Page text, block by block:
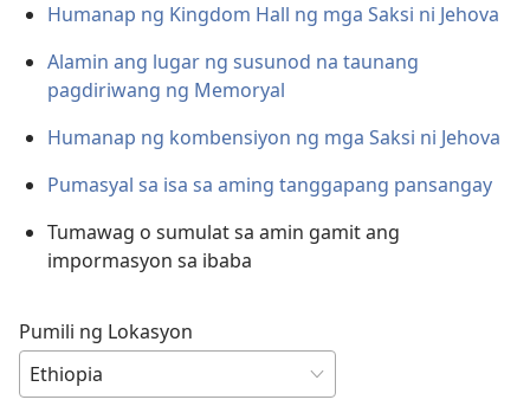
Humanap ng Kingdom Hall ng mga Saksi ni Jehova
Alamin ang lugar ng susunod na taunang
pagdiriwang ng Memoryal
Humanap ng kombensiyon ng mga Saksi ni Jehova
Pumasyal sa isa sa aming tanggapang pansangay
Tumawag o sumulat sa amin gamit ang
impormasyon sa ibaba
Pumili ng Lokasyon